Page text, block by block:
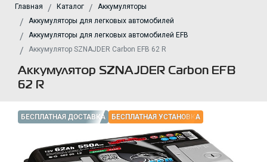
Главная Каталог
Аккумуляторы
Аккумуляторы для легковых автомобилей
Аккумуляторы для легковых автомобилей EFB
Аккумулятор SZNAJDER Carbon EFB 62 R
Аккумулятор SZNAJDER Carbon EFB
62 R
БЕСПЛАТНАЯ ДОСТАВКА БЕСПЛАТНАЯ УСТАНОВКА